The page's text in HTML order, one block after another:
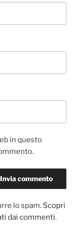
in questo
lo spam. Scopri
dai commenti.